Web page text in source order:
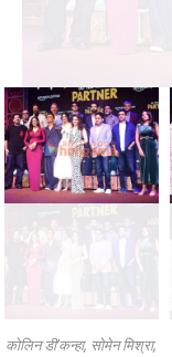
कोलिन डी’कन्हा, सोमेन मिश्रा,